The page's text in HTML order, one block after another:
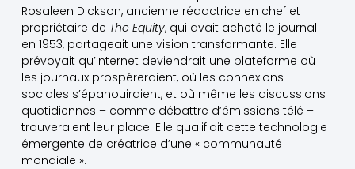
Rosaleen Dickson, ancienne rédactrice en chef et
propriétaire de The Equity, qui avait acheté le journal
en 1953, partageait une vision transformante. Elle
prévoyait qu’Internet deviendrait une plateforme où
les journaux prospéreraient, où les connexions
sociales s’épanouiraient, et où même les discussions
quotidiennes – comme débattre d’émissions télé –
trouveraient leur place. Elle qualifiait cette technologie
émergente de créatrice d’une « communauté
mondiale ».